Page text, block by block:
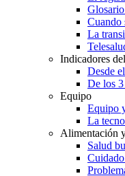
Cuando
La
Indicadores
Desde
De los 3
Equipo
Equipo
La
Alimentación
Salud